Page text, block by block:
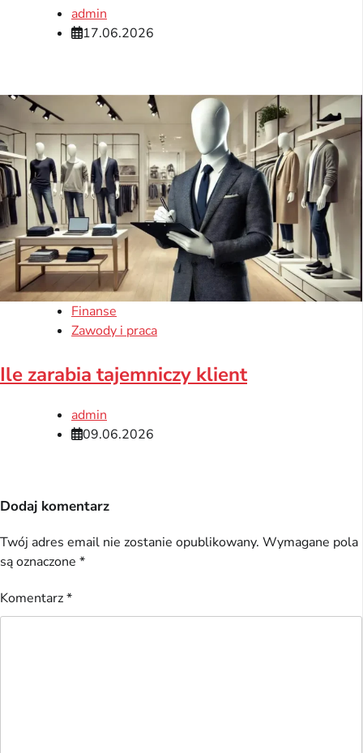
admin
17.06.2026
Finanse
Zawody i praca
Ile zarabia tajemniczy klient
admin
09.06.2026
Dodaj komentarz
Twój adres email nie zostanie opublikowany. Wymagane pola
są oznaczone *
Komentarz*